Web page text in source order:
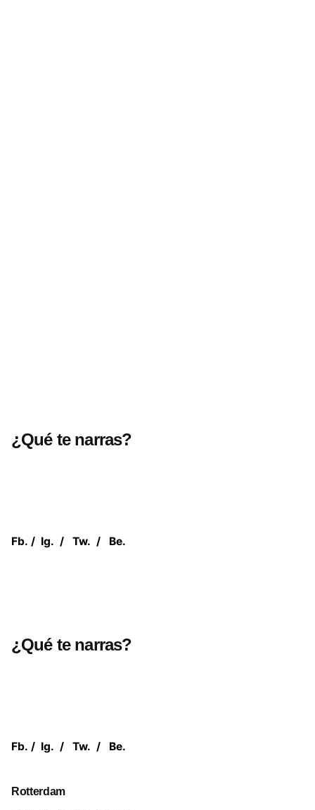
¿Qué te narras?
Fb. / Ig. / Tw. / Be.
¿Qué te narras?
Fb. / Ig. / Tw. / Be.
Rotterdam